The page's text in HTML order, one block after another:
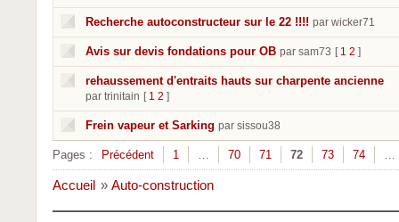
Recherche autoconstructeur sur le 22 !!!! par wicker71
Avis sur devis fondations pour OB par sam73 [ 1 2 ]
rehaussement d'entraits hauts sur charpente ancienne
par trinitain [ 1 2 ]
Frein vapeur et Sarking par sissou38
Pages : Précédent 1 … 70 71 72 73 74 …
Accueil » Auto-construction